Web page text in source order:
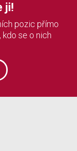
ji!
pozic přímo
kdo se o nich